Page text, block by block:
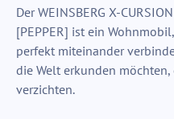
Der WEINSBERG X-
[PEPPER] ist ein
perfekt miteinander
die Welt erkunden
verzichten.